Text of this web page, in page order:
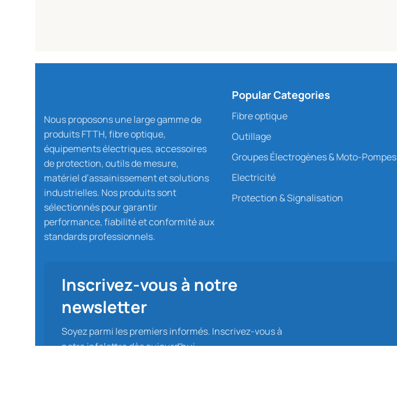
Nous proposons une large gamme de
produits FTTH, fibre optique,
équipements électriques, accessoires
de protection, outils de mesure,
matériel d’assainissement et solutions
industrielles. Nos produits sont
sélectionnés pour garantir
performance, fiabilité et conformité aux
standards professionnels.
Popular Categories
Fibre optique
Outillage
Groupes Électrogènes & Moto-Pompes
Electricité
Protection & Signalisation
Inscrivez-vous à notre
newsletter
Soyez parmi les premiers informés. Inscrivez-vous à
notre infolettre dès aujourd'hui.